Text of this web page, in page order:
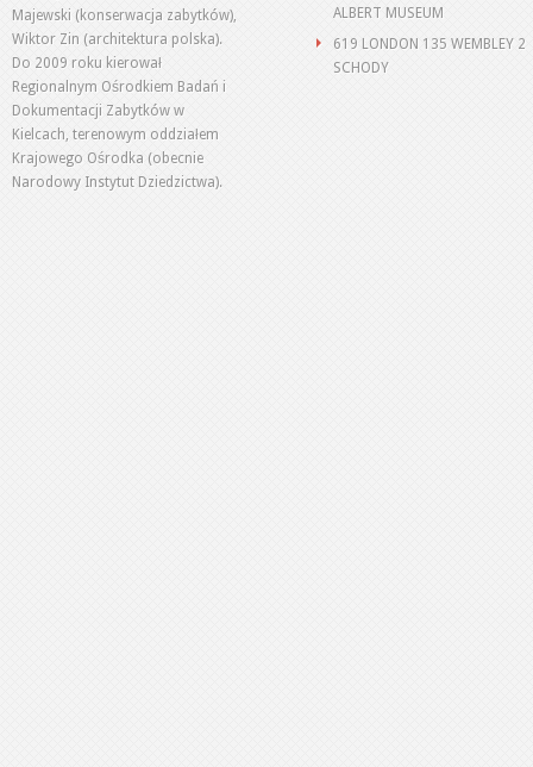
Majewski (konserwacja zabytków),
Wiktor Zin (architektura polska).
Do 2009 roku kierował
Regionalnym Ośrodkiem Badań i
Dokumentacji Zabytków w
Kielcach, terenowym oddziałem
Krajowego Ośrodka (obecnie
Narodowy Instytut Dziedzictwa).
ALBERT MUSEUM
619 LONDON 135 WEMBLEY 2
SCHODY